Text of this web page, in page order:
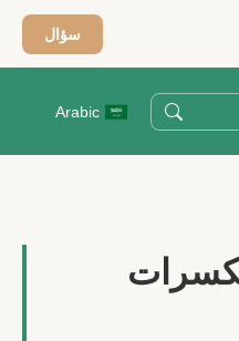
سؤال
Arabic